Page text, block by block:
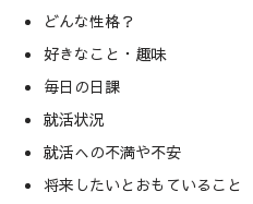
どんな性格？
好きなこと・趣味
毎日の日課
就活状況
就活への不満や不安
将来したいとおもていること